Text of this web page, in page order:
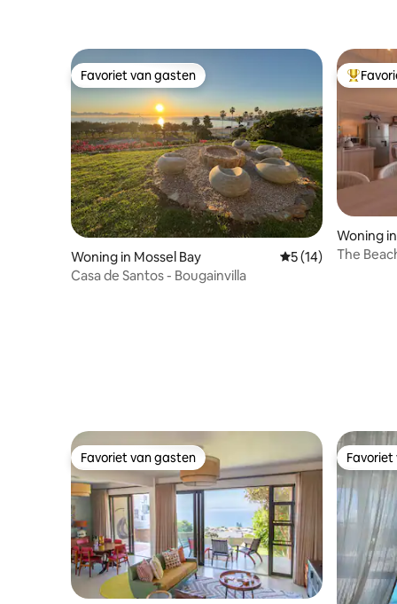
Favoriet van gasten
Favoriet van gasten
Woning in Mossel Bay Gemiddelde
5 (14)
Casa de Santos - Bougainvilla
Woning
The
Favoriet van gasten
Favoriet van gasten